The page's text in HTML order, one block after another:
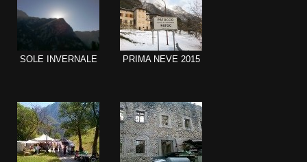
SOLE INVERNALE PRIMA NEVE 2015